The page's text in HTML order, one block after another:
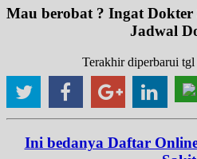
Mau berobat ? Ingat Dokter
Jadwal
Terakhir diperbarui
Ini bedanya Daftar